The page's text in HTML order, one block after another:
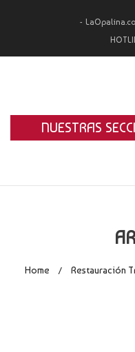
NUESTRAS
LA OPALINA
Home / Restauración